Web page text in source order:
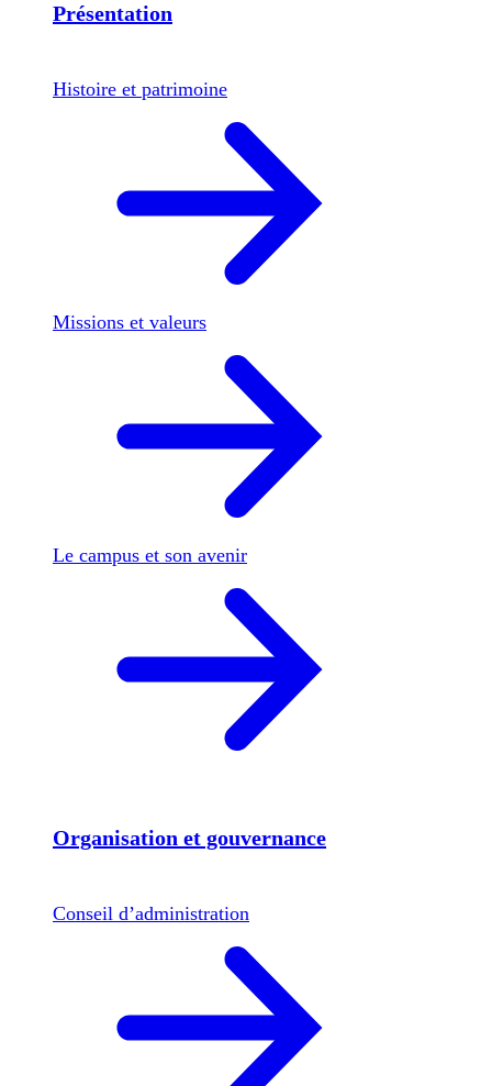
Présentation
Histoire et patrimoine
Missions et valeurs
Le campus et son avenir
Organisation et gouvernance
Conseil d’administration